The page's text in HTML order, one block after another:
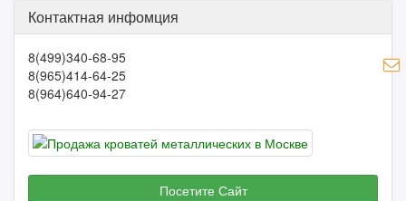
Контактная инфомция
8(499)340-68-95
8(965)414-64-25
8(964)640-94-27
Посетите Сайт